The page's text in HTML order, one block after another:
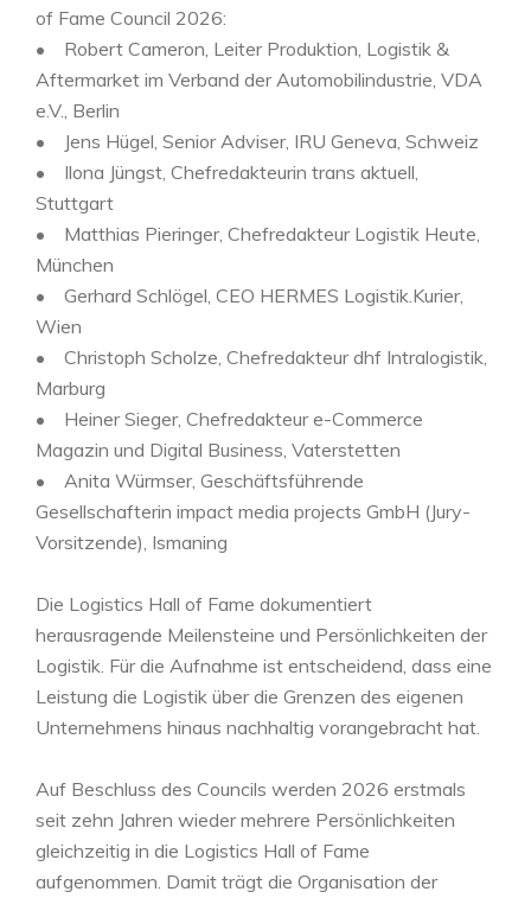
of Fame Council 2026:
• Robert Cameron, Leiter Produktion, Logistik &
Aftermarket im Verband der Automobilindustrie, VDA
e.V., Berlin
• Jens Hügel, Senior Adviser, IRU Geneva, Schweiz
• Ilona Jüngst, Chefredakteurin trans aktuell,
Stuttgart
• Matthias Pieringer, Chefredakteur Logistik Heute,
München
• Gerhard Schlögel, CEO HERMES Logistik.Kurier,
Wien
• Christoph Scholze, Chefredakteur dhf Intralogistik,
Marburg
• Heiner Sieger, Chefredakteur e-Commerce
Magazin und Digital Business, Vaterstetten
• Anita Würmser, Geschäftsführende
Gesellschafterin impact media projects GmbH (Jury-
Vorsitzende), Ismaning
Die Logistics Hall of Fame dokumentiert
herausragende Meilensteine und Persönlichkeiten der
Logistik. Für die Aufnahme ist entscheidend, dass eine
Leistung die Logistik über die Grenzen des eigenen
Unternehmens hinaus nachhaltig vorangebracht hat.
Auf Beschluss des Councils werden 2026 erstmals
seit zehn Jahren wieder mehrere Persönlichkeiten
gleichzeitig in die Logistics Hall of Fame
aufgenommen. Damit trägt die Organisation der